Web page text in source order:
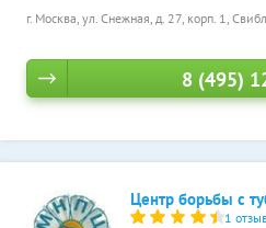
г. Москва, ул. Снежная, д. 27, корп. 1,
8 (495)
Центр борьбы с
1